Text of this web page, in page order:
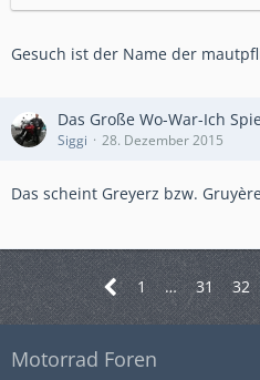
Gesuch ist der Name der
Das Große Wo-War-Ich
Siggi 28. Dezember 2015
Das scheint Greyerz bzw.
1 … 31 32
Motorrad Foren